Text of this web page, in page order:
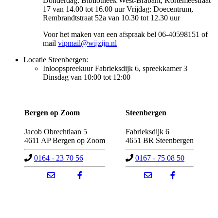
17 van 14.00 tot 16.00 uur Vrijdag: Doecentrum,
Rembrandtstraat 52a van 10.30 tot 12.30 uur
Voor het maken van een afspraak bel 06-40598151 of
mail vipmail@wijzijn.nl
Locatie Steenbergen:
Inloopspreekuur Fabrieksdijk 6, spreekkamer 3
Dinsdag van 10:00 tot 12:00
Bergen op Zoom
Jacob Obrechtlaan 5
4611 AP Bergen op Zoom
0164 - 23 70 56
Steenbergen
Fabrieksdijk 6
4651 BR Steenbergen
0167 - 75 08 50